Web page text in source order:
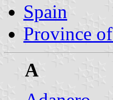
Spain
Province
A